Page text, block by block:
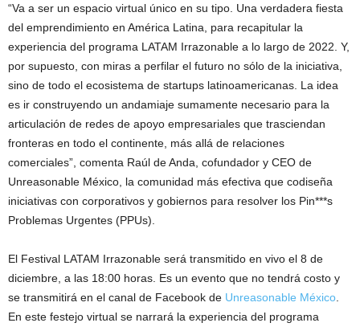
“Va a ser un espacio virtual único en su tipo. Una verdadera fiesta
del emprendimiento en América Latina, para recapitular la
experiencia del programa LATAM Irrazonable a lo largo de 2022. Y,
por supuesto, con miras a perfilar el futuro no sólo de la iniciativa,
sino de todo el ecosistema de startups latinoamericanas. La idea
es ir construyendo un andamiaje sumamente necesario para la
articulación de redes de apoyo empresariales que trasciendan
fronteras en todo el continente, más allá de relaciones
comerciales”, comenta Raúl de Anda, cofundador y CEO de
Unreasonable México, la comunidad más efectiva que codiseña
iniciativas con corporativos y gobiernos para resolver los Pin***s
Problemas Urgentes (PPUs).
El Festival LATAM Irrazonable será transmitido en vivo el 8 de
diciembre, a las 18:00 horas. Es un evento que no tendrá costo y
se transmitirá en el canal de Facebook de Unreasonable México
En este festejo virtual se narrará la experiencia del programa